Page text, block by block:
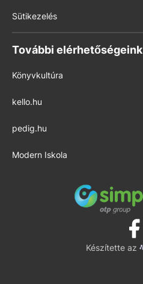
Sütikezelés
További elérhetőségeink
Könyvkultúra
kello.hu
pedig.hu
Modern Iskola
Készítette az